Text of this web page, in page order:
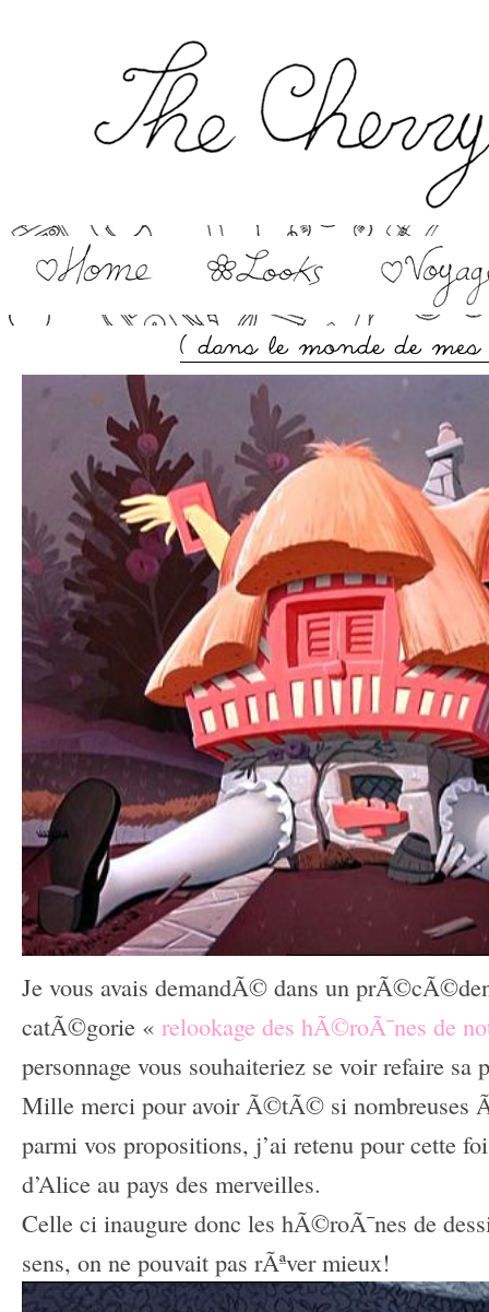
Je vous avais demandÃ© dans un
catÃ©gorie « relookage des hÃ©roÃ¯nes de
personnage vous souhaiteriez se voir refaire sa
Mille merci pour avoir Ã©tÃ© si nombreuses
parmi vos propositions, j’ai retenu pour cette
d’Alice au pays des merveilles.
Celle ci inaugure donc les hÃ©roÃ¯nes de
sens, on ne pouvait pas rÃªver mieux!